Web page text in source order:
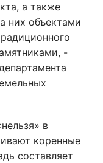
а также
них объектами
-
в
коренные
составляет